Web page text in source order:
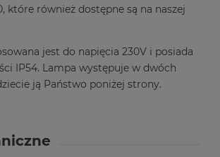
które również dostępne są na naszej
jest do napięcia 230V i posiada
IP54. Lampa występuje w dwóch
ją Państwo poniżej strony.